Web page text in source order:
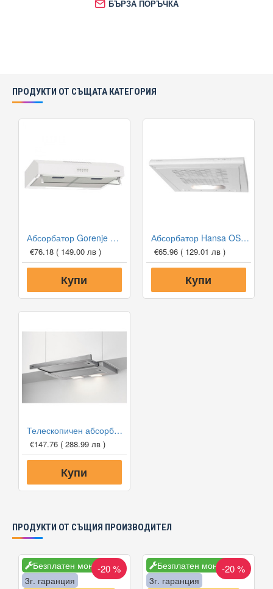
БЪРЗА ПОРЪЧКА
ПРОДУКТИ ОТ СЪЩАТА КАТЕГОРИЯ
Абсорбатор Gorenje WHU629EW/M
€76.18 ( 149.00 лв )
Купи
Абсорбатор Hansa OSC 6111WH
€65.96 ( 129.01 лв )
Купи
Телескопичен абсорбатор за вграждане AEG DPB3632S, 410 м3/ч
€147.76 ( 288.99 лв )
Купи
ПРОДУКТИ ОТ СЪЩИЯ ПРОИЗВОДИТЕЛ
Безплатен монтаж
3г. гаранция
-20 % Безплатен монтаж
3г. гаранция
-20 %